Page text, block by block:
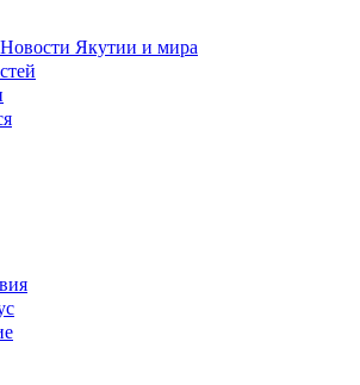
Якутии и мира